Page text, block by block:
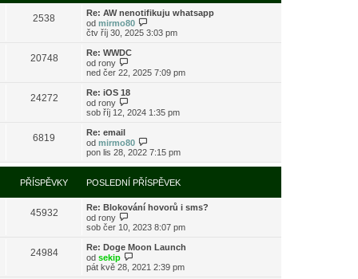
s
l
e
d
ř
í
ě
v
k
i
t
p
o
d
ř
í
p
ě
v
e
2538
Re: AW nenotifikuju whatsapp
od mirmo80
o
z
i
o
s
n
í
ř
s
p
ě
v
k
čtv říj 30, 2025 3:03 pm
20748
Re: WWDC
od rony
o
r
z
i
p
o
s
l
e
d
í
ř
s
p
ě
v
ned čer 22, 2025 7:09 pm
24272
Re: iOS 18
od rony
o
a
z
i
t
p
o
s
l
d
í
p
ř
í
sob říj 12, 2024 1:35 pm
6819
Re: email
od mirmo80
o
r
a
z
i
t
o
l
d
pon lis 28, 2022 7:15 pm
PŘÍSPĚVKY POSLEDNÍ PŘÍSPĚVEK
45932
Re: Blokování hovorů i sms?
od rony
o
r
a
z
sob čer 10, 2023 8:07 pm
24984
Re: Doge Moon Launch
od sekip
o
pát kvě 28, 2021 2:39 pm